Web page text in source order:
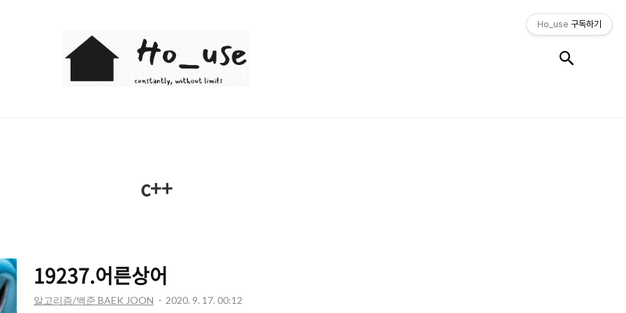
Ho_use
c++
19237.어른상어
알고리즘/백준 BAEK JOON 2020. 9. 17. 00:12
Ho_use 구독하기